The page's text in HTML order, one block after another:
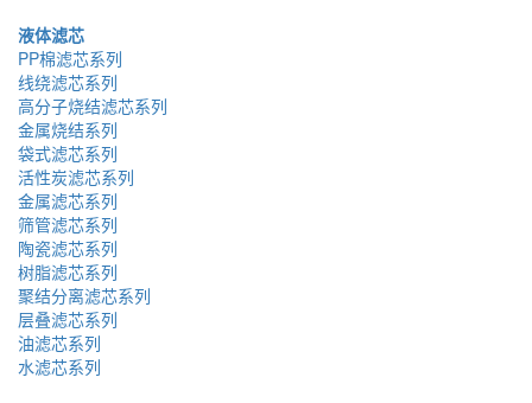
液体滤芯
PP棉滤芯系列
线绕滤芯系列
高分子烧结滤芯系列
金属烧结系列
袋式滤芯系列
活性炭滤芯系列
金属滤芯系列
筛管滤芯系列
陶瓷滤芯系列
树脂滤芯系列
聚结分离滤芯系列
层叠滤芯系列
油滤芯系列
水滤芯系列